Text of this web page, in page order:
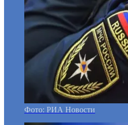
Фото: РИА Новости